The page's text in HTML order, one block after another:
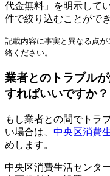
代金無料」を明示して
件で絞り込むことができ
記載内容に事実と異なる点が
絡ください。
業者とのトラブル
すればいいですか？
もし業者との間でトラ
い場合は、 中央区消費
めします。
中央区消費生活センタ